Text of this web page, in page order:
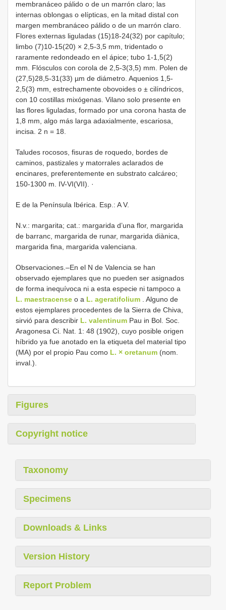
membranáceo pálido o de un marrón claro; las
internas oblongas o elípticas, en la mitad distal con
margen membranáceo pálido o de un marrón claro.
Flores externas liguladas (15)18-24(32) por capítulo;
limbo (7)10-15(20) × 2,5-3,5 mm, tridentado o
raramente redondeado en el ápice; tubo 1-1,5(2)
mm. Flósculos con corola de 2,5-3(3,5) mm. Polen de
(27,5)28,5-31(33) µm de diámetro. Aquenios 1,5-
2,5(3) mm, estrechamente obovoides o ± cilíndricos,
con 10 costillas mixógenas. Vilano solo presente en
las flores liguladas, formado por una corona hasta de
1,8 mm, algo más larga adaxialmente, escariosa,
incisa. 2 n = 18.
Taludes rocosos, fisuras de roquedo, bordes de
caminos, pastizales y matorrales aclarados de
encinares, preferentemente en substrato calcáreo;
150-1300 m. IV-VI(VII). ·
E de la Península Ibérica. Esp.: A V.
N.v.: margarita; cat.: margarida d’una flor, margarida
de barranc, margarida de runar, margarida diànica,
margarida fina, margarida valenciana.
Observaciones.–En el N de Valencia se han
observado ejemplares que no pueden ser asignados
de forma inequívoca ni a esta especie ni tampoco a
L. maestracense o a L. ageratifolium . Alguno de
estos ejemplares procedentes de la Sierra de Chiva,
sirvió para describir L. valentinum Pau in Bol. Soc.
Aragonesa Ci. Nat. 1: 48 (1902), cuyo posible origen
híbrido ya fue anotado en la etiqueta del material tipo
(MA) por el propio Pau como L. × oretanum (nom.
inval.).
Figures
Copyright notice
Taxonomy
Specimens
Downloads & Links
Version History
Report Problem